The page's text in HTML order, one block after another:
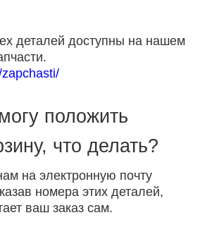
деталей доступны на нашем
положить
что делать?
на электронную почту
номера этих деталей,
ваш заказ сам.